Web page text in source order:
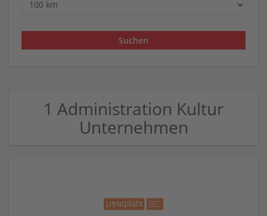
1 Administration Kultur
Unternehmen